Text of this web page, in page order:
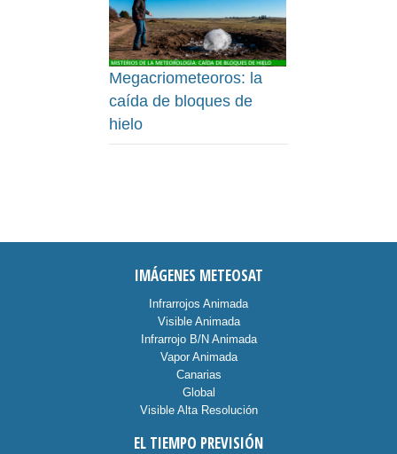
Megacriometeoros: la
caída de bloques de
hielo
IMÁGENES METEOSAT
Infrarrojos Animada
Visible Animada
Infrarrojo B/N Animada
Vapor Animada
Canarias
Global
Visible Alta Resolución
EL TIEMPO PREVISIÓN